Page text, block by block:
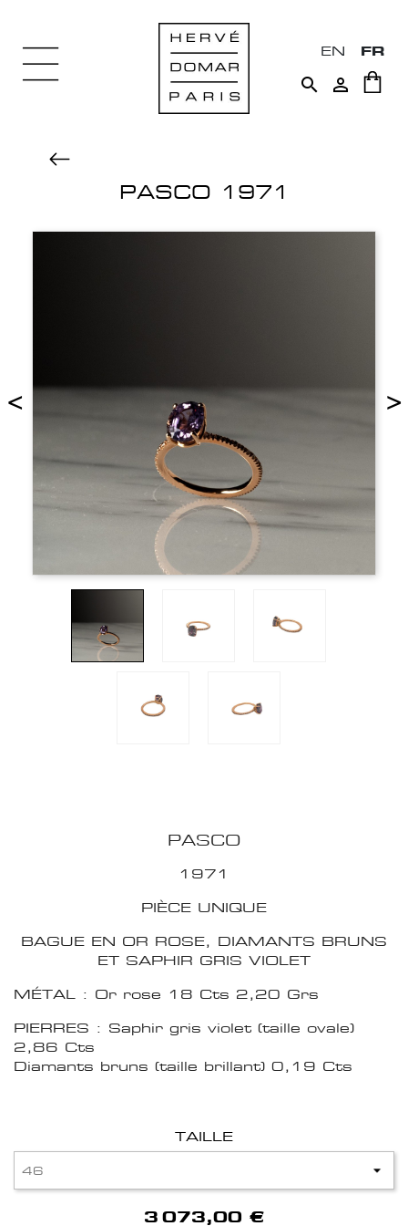
EN FR
 
PASCO 1971
< >
PASCO
1971
PIÈCE UNIQUE
BAGUE EN OR ROSE, DIAMANTS BRUNS
ET SAPHIR GRIS VIOLET
MÉTAL : Or rose 18 Cts 2,20 Grs
PIERRES : Saphir gris violet (taille ovale)
2,86 Cts
Diamants bruns (taille brillant) 0,19 Cts
TAILLE
3 073,00 €